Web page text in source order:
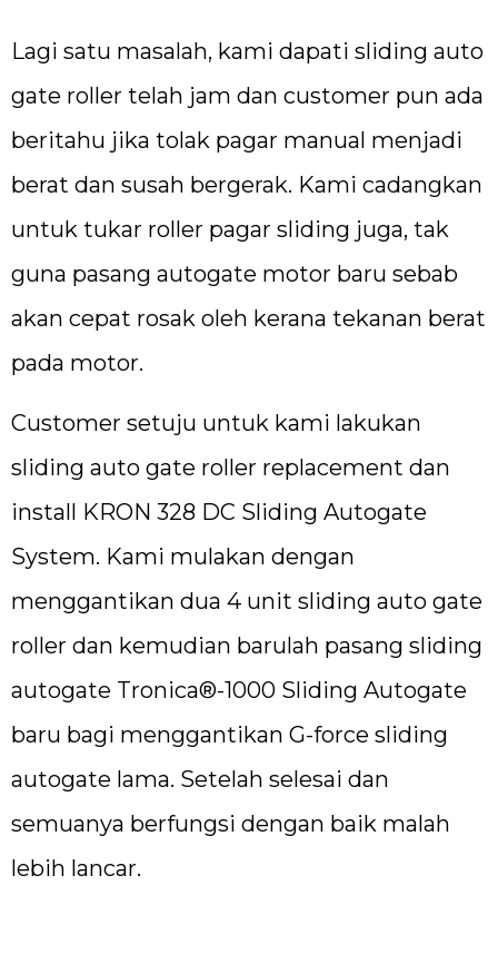
Lagi satu masalah, kami dapati sliding auto
gate roller telah jam dan customer pun ada
beritahu jika tolak pagar manual menjadi
berat dan susah bergerak. Kami cadangkan
untuk tukar roller pagar sliding juga, tak
guna pasang autogate motor baru sebab
akan cepat rosak oleh kerana tekanan berat
pada motor.
Customer setuju untuk kami lakukan
sliding auto gate roller replacement dan
install KRON 328 DC Sliding Autogate
System. Kami mulakan dengan
menggantikan dua 4 unit sliding auto gate
roller dan kemudian barulah pasang sliding
autogate Tronica®-1000 Sliding Autogate
baru bagi menggantikan G-force sliding
autogate lama. Setelah selesai dan
semuanya berfungsi dengan baik malah
lebih lancar.